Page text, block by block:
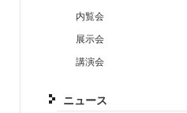
内覧会
展示会
講演会
ニュース